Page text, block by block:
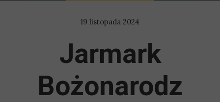
19 listopada 2024
Jarmark
Bożonarodz